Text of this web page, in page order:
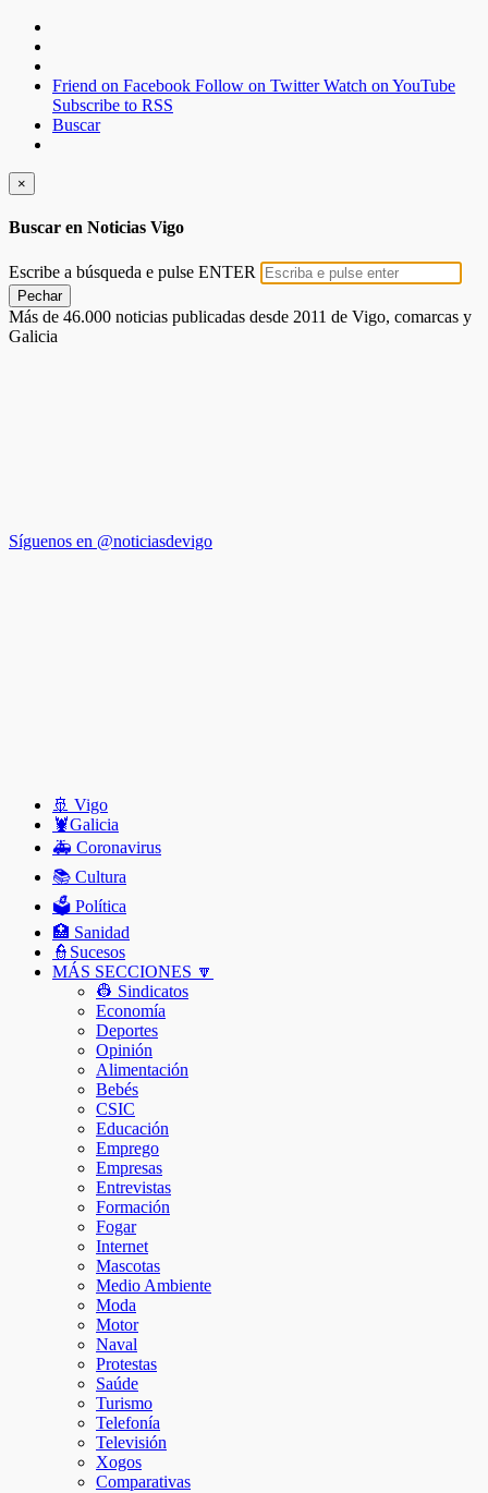
Friend on Facebook Follow on Twitter Watch on YouTube
Subscribe to RSS
Buscar
×
Buscar en Noticias Vigo
Escribe a búsqueda e pulse ENTER
Pechar
Más de 46.000 noticias publicadas desde 2011 de Vigo, comarcas y
Galicia
Síguenos en @noticiasdevigo
🚢 Vigo
🦞️Galicia
🚑 Coronavirus
📚 Cultura
🗳️ Política
🏥 Sanidad
👮Sucesos
MÁS SECCIONES 🔽
👷 Sindicatos
Economía
Deportes
Opinión
Alimentación
Bebés
CSIC
Educación
Emprego
Empresas
Entrevistas
Formación
Fogar
Internet
Mascotas
Medio Ambiente
Moda
Motor
Naval
Protestas
Saúde
Turismo
Telefonía
Televisión
Xogos
Comparativas